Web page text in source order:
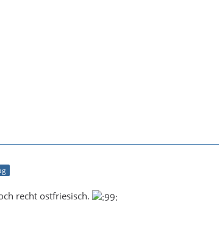
recht ostfriesisch.